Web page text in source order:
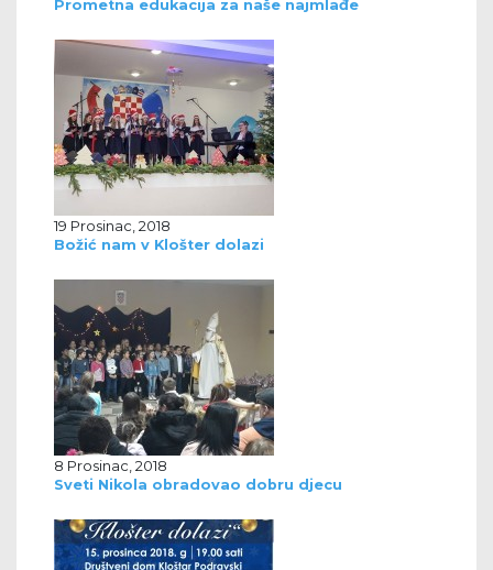
Prometna edukacija za naše najmlađe
19 Prosinac, 2018
Božić nam v Klošter dolazi
8 Prosinac, 2018
Sveti Nikola obradovao dobru djecu